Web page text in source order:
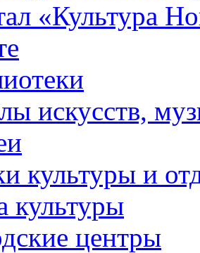
«Культура
искусств,
культуры и
культуры
центры